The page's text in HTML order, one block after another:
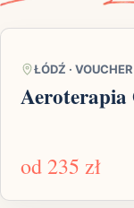
ŁÓDŹ · VOUCHER
Aeroterapia
od 235 zł